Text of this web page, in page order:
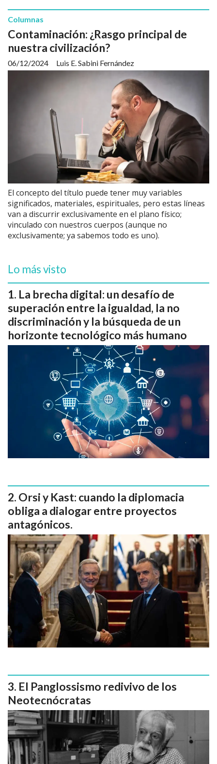
Contaminación: ¿Rasgo principal de
nuestra civilización?
Luis E. Sabini Fernández
Columnas
06/12/2024
El concepto del título puede tener muy variables
significados, materiales, espirituales, pero estas líneas
van a discurrir exclusivamente en el plano físico;
vinculado con nuestros cuerpos (aunque no
exclusivamente; ya sabemos todo es uno).
Lo más visto
La brecha digital: un desafío de
superación entre la igualdad, la no
discriminación y la búsqueda de un
horizonte tecnológico más humano
Orsi y Kast: cuando la diplomacia
obliga a dialogar entre proyectos
antagónicos.
El Panglossismo redivivo de los
Neotecnócratas